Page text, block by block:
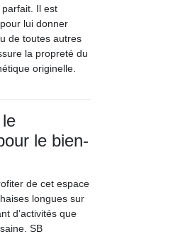
Il est
lui donner
de toutes autres
la propreté du
originelle.
le bien-
de cet espace
longues sur
d’activités que
SB